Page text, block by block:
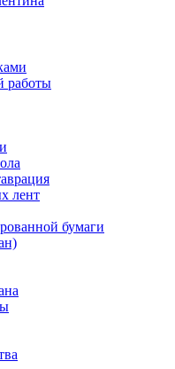
работы
лент
бумаги